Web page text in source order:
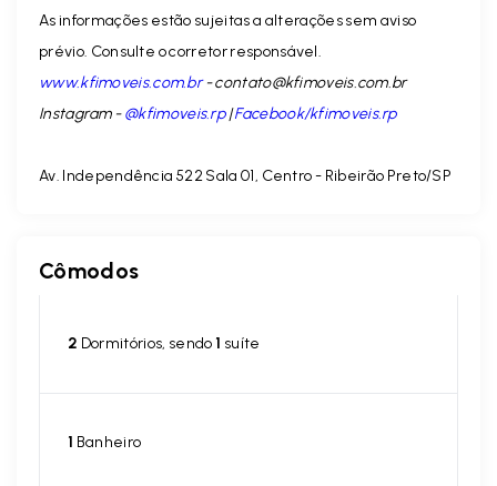
As informações estão sujeitas a alterações sem aviso
prévio. Consulte o corretor responsável.
www.kfimoveis.com.br-contato@kfimoveis.com.br
Instagram -@kfimoveis.rp|Facebook/kfimoveis.rp
Av. Independência 522 Sala 01, Centro - Ribeirão Preto/SP
Cômodos
2 Dormitórios, sendo1 suíte
1 Banheiro